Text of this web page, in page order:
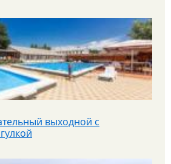
выходной с